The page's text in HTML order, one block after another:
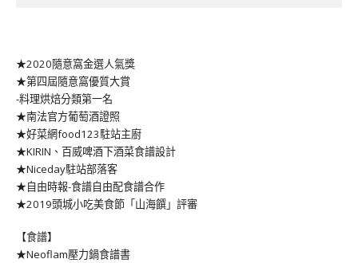
★2020隨意窩金選人氣獎
★第四屆隨意窩優質大賞
-料理烘焙分類第一名
★南法官方葡萄酒證照
★好菜網food123駐站主廚
★KIRIN、百威啤酒下酒菜食譜設計
★Niceday駐站部落客
★自由時報-食譜自由配食譜合作
★2019頭城小吃美食節「山海饌」評審
【食譜】
★Neoflam壓力鍋食譜書